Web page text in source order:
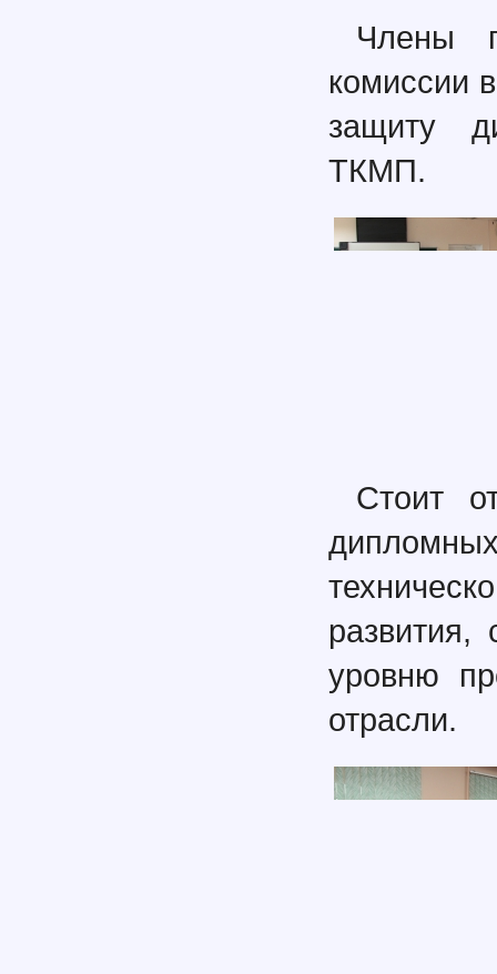
Члены
комиссии
защиту
ТКМП.
Стоит
развития,
уровню
отрасли.